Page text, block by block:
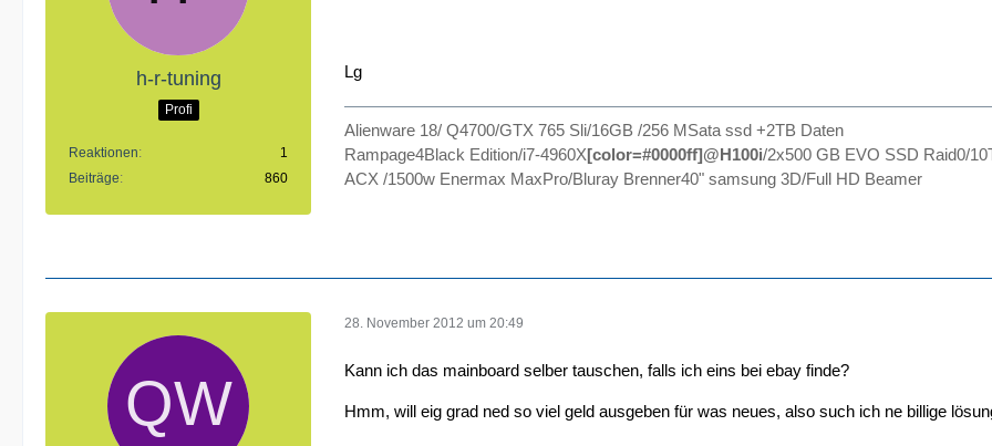
h-r-tuning
Profi
Reaktionen
1
Beiträge
860
Lg
Alienware 18/ Q4700/GTX 765 Sli/16GB /256 MSata ssd +2TB Daten
Rampage4Black Edition/i7-4960X[color=#0000ff]@H100i/2x500 GB EVO SSD Raid0/
ACX /1500w Enermax MaxPro/Bluray Brenner40" samsung 3D/Full HD Beamer
28. November 2012 um 20:49
Kann ich das mainboard selber tauschen, falls ich eins bei ebay finde?
Hmm, will eig grad ned so viel geld ausgeben für was neues, also such ich ne billige